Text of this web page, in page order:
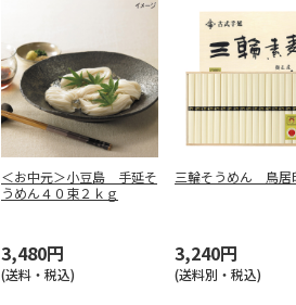
＜お中元＞小豆島 手延そ
うめん４０束２ｋｇ
3,480円
(送料・税込)
三輪そうめん 鳥居
3,240円
(送料別・税込)